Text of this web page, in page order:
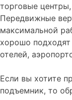
торговые
Передвижные
максимальной
хорошо подходят
отелей,
Если вы хотите
подъемник, то